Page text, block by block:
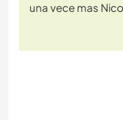
una vece mas